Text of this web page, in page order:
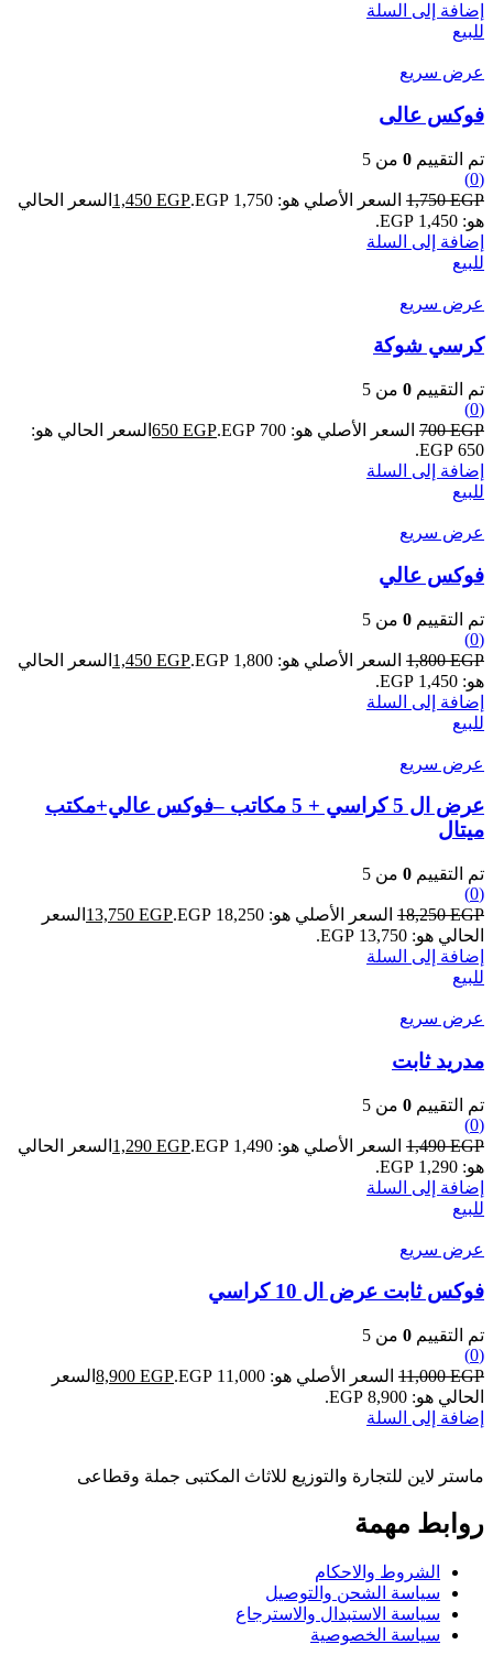
إضافة إلى السلة
للبيع
عرض سريع
فوكس عالى
تم التقييم 0 من 5
(0)
1,750EGP السعر الأصلي هو: 1,750 EGP. 1,450 EGP
السعر الحالي
هو: 1,450 EGP.
إضافة إلى السلة
للبيع
عرض سريع
كرسي شوكة
تم التقييم 0 من 5
(0)
700EGP السعر الأصلي هو: 700 EGP. 650 EGP
السعر الحالي هو:
650 EGP.
إضافة إلى السلة
للبيع
عرض سريع
فوكس عالي
تم التقييم 0 من 5
(0)
1,800EGP السعر الأصلي هو: 1,800 EGP. 1,450 EGP
السعر الحالي
هو: 1,450 EGP.
إضافة إلى السلة
للبيع
عرض سريع
عرض ال 5 كراسي + 5 مكاتب –فوكس عالي+مكتب
ميتال
تم التقييم 0 من 5
(0)
18,250EGP السعر الأصلي هو: 18,250 EGP. 13,750 EGP
السعر
الحالي هو: 13,750 EGP.
إضافة إلى السلة
للبيع
عرض سريع
مدريد ثابت
تم التقييم 0 من 5
(0)
1,490EGP السعر الأصلي هو: 1,490 EGP. 1,290 EGP
السعر الحالي
هو: 1,290 EGP.
إضافة إلى السلة
للبيع
عرض سريع
فوكس ثابت عرض ال 10 كراسي
تم التقييم 0 من 5
(0)
11,000EGP السعر الأصلي هو: 11,000 EGP. 8,900 EGP
السعر
الحالي هو: 8,900 EGP.
إضافة إلى السلة
ماستر لاين للتجارة والتوزيع للاثاث المكتبى جملة وقطاعى
روابط مهمة
الشروط والاحكام
سياسة الشحن والتوصيل
سياسة الاستبدال والاسترجاع
سياسة الخصوصية